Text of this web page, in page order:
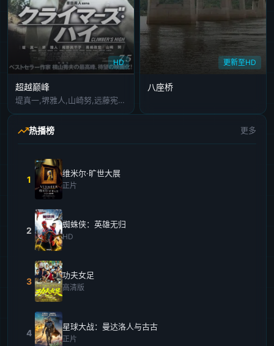
HD
超越巅峰
堤真一,堺雅人,山崎努,远藤宪一,高岛政宏,田口智朗,尾野真千子
更新至HD
八座桥
热播榜 更多
1
维米尔·旷世大展
正片
2
蜘蛛侠：英雄无归
HD
3
功夫女足
高清版
4
星球大战：曼达洛人与古古
正片